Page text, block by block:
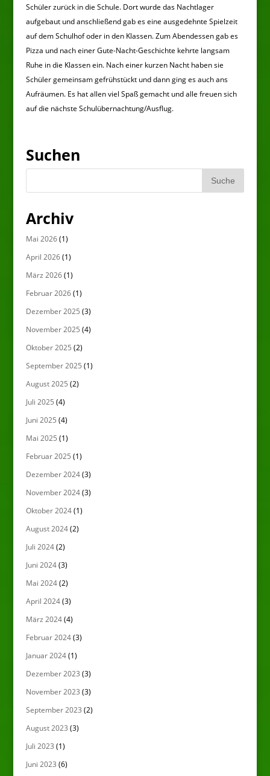
Schüler zurück in die Schule. Dort wurde das Nachtlager
aufgebaut und anschließend gab es eine ausgedehnte Spielzeit
auf dem Schulhof oder in den Klassen. Zum Abendessen gab es
Pizza und nach einer Gute-Nacht-Geschichte kehrte langsam
Ruhe in die Klassen ein. Nach einer kurzen Nacht haben sie
Schüler gemeinsam gefrühstückt und dann ging es auch ans
Aufräumen. Es hat allen viel Spaß gemacht und alle freuen sich
auf die nächste Schulübernachtung/Ausflug.
Suchen
Archiv
Mai 2026(1)
April 2026(1)
März 2026(1)
Februar 2026(1)
Dezember 2025 (3)
November 2025 (4)
Oktober 2025 (2)
September 2025 (1)
August 2025 (2)
Juli 2025 (4)
Juni 2025 (4)
Mai 2025 (1)
Februar 2025 (1)
Dezember 2024(3)
November 2024(3)
Oktober 2024(1)
August 2024(2)
Juli 2024(2)
Juni 2024(3)
Mai 2024(2)
April 2024(3)
März 2024(4)
Februar 2024(3)
Januar 2024(1)
Dezember 2023 (3)
November 2023 (3)
September 2023 (2)
August 2023 (3)
Juli 2023 (1)
Juni 2023 (6)